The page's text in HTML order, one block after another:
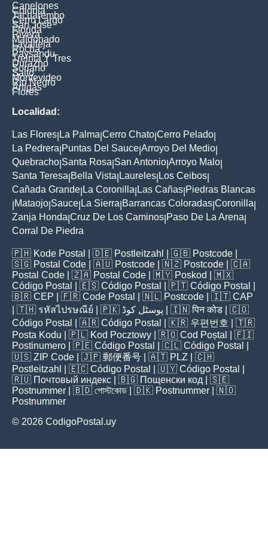
Canelones
Colonia
Tacuarembo
Cerro Largo
San Jose
Florida
Rivera
Maldonado
Lavalleja
Rocha
Paysandu
Treinta Y Tres
Durazno
Soriano
Salto
Montevideo
Rio Negro
Artigas
Flores
Localidad:
Las Flores La Palma Cerro Chato Cerro Pelado
La Pedrera Puntas Del Sauce Arroyo Del Medio
Quebracho Santa Rosa San Antonio Arroyo Malo
Santa Teresa Bella Vista Laureles Los Ceibos
Cañada Grande La Coronilla Las Cañas Piedras Blancas
Mataojo Sauce La Sierra Barrancas Coloradas Coronilla
Zanja Honda Cruz De Los Caminos Paso De La Arena
Corral De Piedra
🇵🇭 Kode Postal | 🇩🇪 Postleitzahl | 🇬🇧 Postcode
🇸🇬 Postal Code | 🇦🇺 Postcode | 🇳🇿 Postcode | 🇨🇦
Postal Code | 🇿🇦 Postal Code | 🇲🇾 Poskod
| 🇲🇽
Código Postal
| 🇪🇸 Código Postal | 🇵🇹 Código Postal
🇧🇷 CEP | 🇫🇷 Code Postal | 🇳🇱 Postcode | 🇮🇹 CAP
| 🇹🇭 รหัสไปรษณีย์ | 🇵🇰 پوسٹل کوڈ | 🇮🇳पिन कोड | 🇨🇴
Código Postal
| 🇦🇷 Código Postal | 🇰🇷 우편번호
| 🇹🇷
Posta Kodu | 🇵🇱 Kod Pocztowy | 🇷🇴 Cod Poștal
| 🇫🇮
Postinumero | 🇵🇪 Código Postal | 🇨🇱 Código Postal
🇺🇸 ZIP Code | 🇯🇵 郵便番号 | 🇦🇹 PLZ | 🇨🇭
Postleitzahl
| 🇪🇨 Código Postal | 🇺🇾 Código Postal
🇷🇺 Почтовый индекс | 🇧🇬 Пощенски код | 🇸🇪
Postnummer | 🇧🇩 পোস্টকোড | 🇩🇰 Postnummer | 🇳🇴
Postnummer
© 2026 CodigoPostal.uy